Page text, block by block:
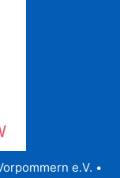
e.V. •